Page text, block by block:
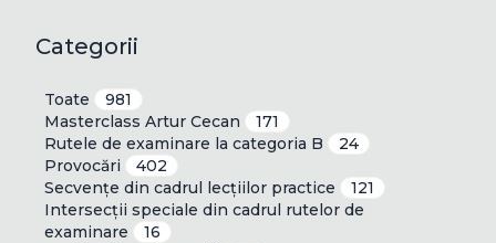
Categorii
Toate
981
Masterclass Artur Cecan
171
Rutele de examinare la categoria B
24
Provocări
402
Secvențe din cadrul lecțiilor practice
121
Intersecții speciale din cadrul rutelor de
examinare
16